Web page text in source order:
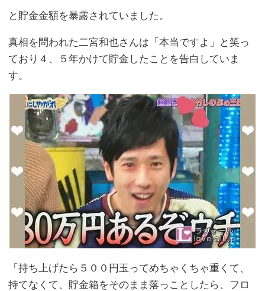
と貯金金額を暴露されていました。
真相を問われた二宮和也さんは「本当ですよ」と笑っ
ており４、５年かけて貯金したことを告白していま
す。
「持ち上げたら５００円玉ってめちゃくちゃ重くて、
持てなくて、貯金箱をそのまま落っことしたら、フロ